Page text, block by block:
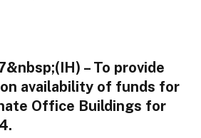
– To provide
availability of funds for
Office Buildings for